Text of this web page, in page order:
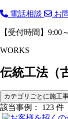
電話相談 お
【受付時間】9:00
WORKS
伝統工法（
カテゴリごとに施工
該当事例： 123 件